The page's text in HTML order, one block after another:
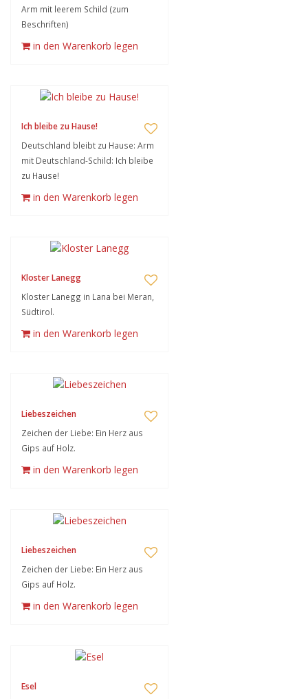
Arm mit leerem Schild (zum
Beschriften)
in den Warenkorb legen
Ich bleibe zu Hause!
Deutschland bleibt zu Hause: Arm
mit Deutschland-Schild: Ich bleibe
zu Hause!
in den Warenkorb legen
Kloster Lanegg
Kloster Lanegg in Lana bei Meran,
Südtirol.
in den Warenkorb legen
Liebeszeichen
Zeichen der Liebe: Ein Herz aus
Gips auf Holz.
in den Warenkorb legen
Liebeszeichen
Zeichen der Liebe: Ein Herz aus
Gips auf Holz.
in den Warenkorb legen
Esel